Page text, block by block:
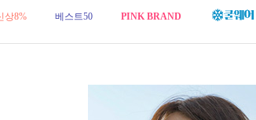
상8% 베스트50 PINK BRAND